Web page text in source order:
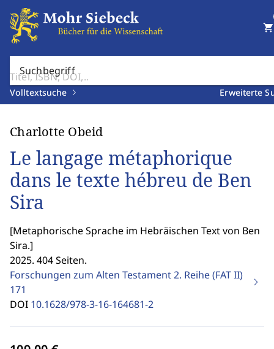
Suchbegriff
Volltextsuche Erweiterte
shopping_cart
Charlotte Obeid
Le langage métaphorique
dans le texte hébreu de Ben
Sira
[Metaphorische Sprache im Hebräischen Text von Ben
Sira.]
2025. 404 Seiten.
Forschungen zum Alten Testament 2. Reihe (FAT II)
171
DOI 10.1628/978-3-16-164681-2